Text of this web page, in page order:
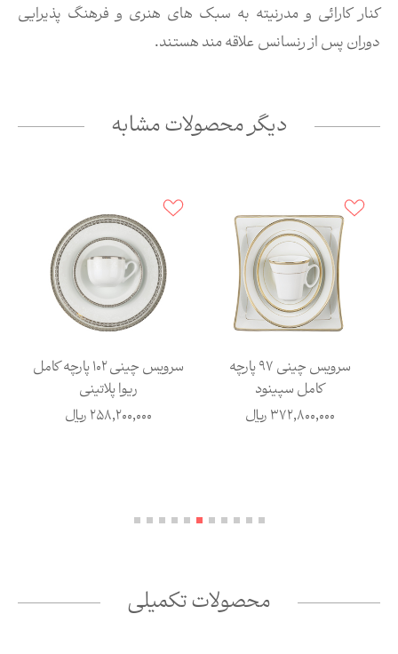
کنار کارائی و مدرنیته به سبک های هنری و فرهنگ پذیرایی
دوران پس از رنسانس علاقه مند هستند.
دیگر محصولات مشابه
سرویس چینی 97 پارچه
کامل سپینود
372,800,000ریال
سرویس چینی 102 پارچه کامل
ریوا پلاتینی
258,200,000ریال
محصولات تکمیلی